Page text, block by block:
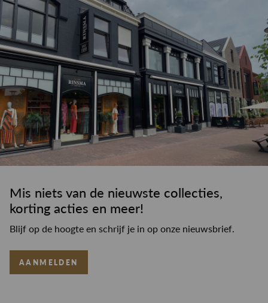
Mis niets van de nieuwste collecties,
korting acties en meer!
Blijf op de hoogte en schrijf je in op onze nieuwsbrief.
AANMELDEN